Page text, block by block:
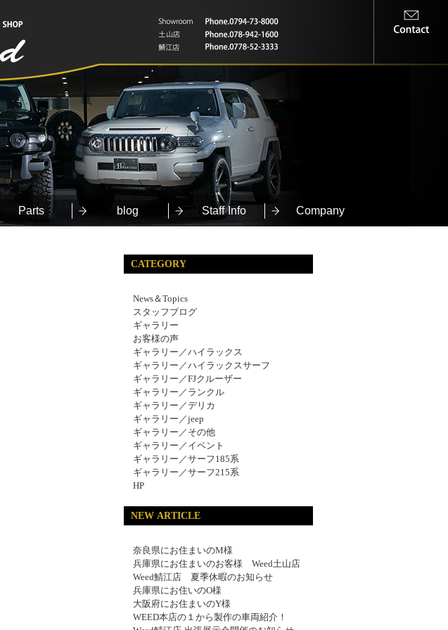
Parts blog Staff Info Company
CATEGORY
News＆Topics
スタッフブログ
ギャラリー
お客様の声
ギャラリー／ハイラックス
ギャラリー／ハイラックスサーフ
ギャラリー／FJクルーザー
ギャラリー／ランクル
ギャラリー／デリカ
ギャラリー／jeep
ギャラリー／その他
ギャラリー／イベント
ギャラリー／サーフ185系
ギャラリー／サーフ215系
HP
NEW ARTICLE
奈良県にお住まいのM様
兵庫県にお住まいのお客様 Weed土山店
Weed鯖江店 夏季休暇のお知らせ
兵庫県にお住いのO様
大阪府にお住まいのY様
WEED本店の１から製作の車両紹介！